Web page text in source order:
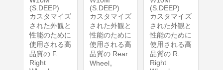
(S.DEEP)
カスタマイズ
された外観と
性能のために
使用される高
品質の F.
Right
(S.DEEP)
カスタマイズ
された外観と
性能のために
使用される高
品質の Rear
Wheel。
(S.DEEP)
カスタマイズ
された外観と
性能のために
使用される高
品質の R.
Right